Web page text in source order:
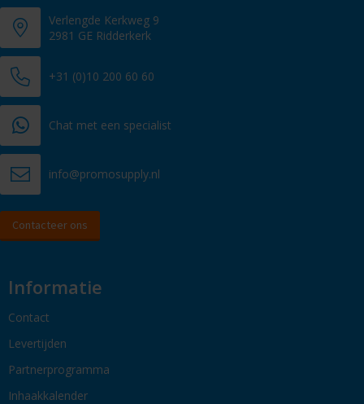
Verlengde Kerkweg 9
2981 GE Ridderkerk
+31 (0)10 200 60 60
Chat met een specialist
info@promosupply.nl
Contacteer ons
Informatie
Contact
Levertijden
Partnerprogramma
Inhaakkalender